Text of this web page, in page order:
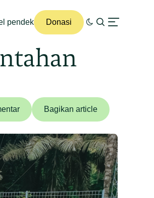
pendek Donasi
Bagikan article